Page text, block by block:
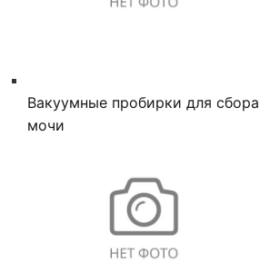
Вакуумные пробирки для сбора
мочи